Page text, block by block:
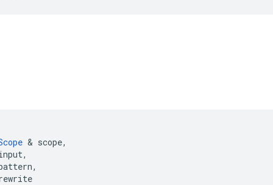
& scope,
,
,